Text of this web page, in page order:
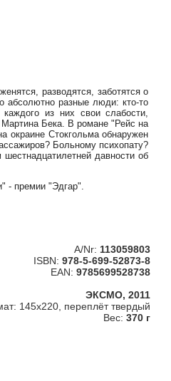
разводятся, заботятся о
абсолютно разные люди: кто-то
из них свои слабости,
Бека. В романе "Рейс на
Стокгольма обнаружен
Больному психопату?
давности об
- премии "Эдгар".
A/Nr: 113059803
ISBN: 978-5-699-52873-8
EAN: 9785699528738
ЭКСМО, 2011
145х220, переплёт твердый
Вес: 370 г